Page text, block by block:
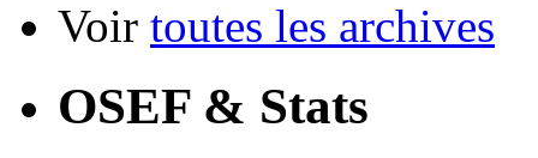
Voir toutes les archives
OSEF & Stats